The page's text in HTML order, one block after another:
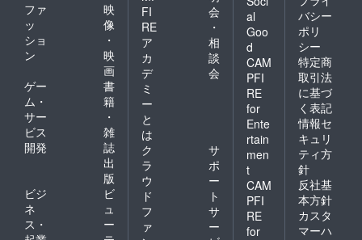
ファ
ッ
ショ
ン
映
像
・
映
画
ゲー
ム・
サー
ビス
開発
書
籍
・
雑
誌
出
版
ビジ
ネ
ス・
ビ
ュ
ー
FI
RE
ア
カ
デ
ミ
ー
と
は
会
・
相
談
会
ク
ラ
ウ
ド
フ
ァ
サ
ポ
ー
ト
サ
ー
al
Goo
d
CAM
PFI
RE
for
Ente
rtain
men
t
CAM
PFI
RE
for
バシー
ポリ
シー
特定商
取引法
に基づ
く表記
情報セ
キュリ
ティ方
針
反社基
本方針
カスタ
マーハ